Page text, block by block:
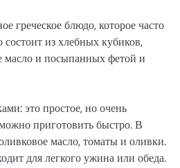
греческое блюдо, которое часто
состоит из хлебных кубиков,
масло и посыпанных фетой и
это простое, но очень
приготовить быстро. В
масло, томаты и оливки.
для легкого ужина или обеда.